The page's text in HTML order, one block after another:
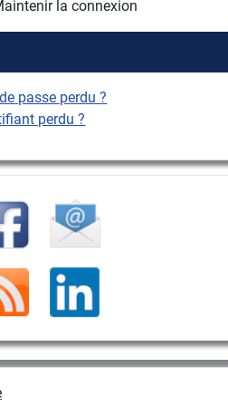
la connexion
passe perdu ?
perdu ?